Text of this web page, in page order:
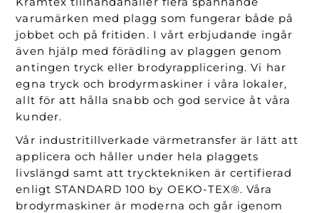
varumärken med plagg som fungerar både på
jobbet och på fritiden. I vårt erbjudande ingår
även hjälp med förädling av plaggen genom
antingen tryck eller brodyrapplicering. Vi har
egna tryck och brodyrmaskiner i våra lokaler,
allt för att hålla snabb och god service åt våra
kunder.
Vår industritillverkade värmetransfer är lätt att
applicera och håller under hela plaggets
livslängd samt att trycktekniken är certifierad
enligt STANDARD 100 by OEKO-TEX®. Våra
brodyrmaskiner är moderna och går igenom